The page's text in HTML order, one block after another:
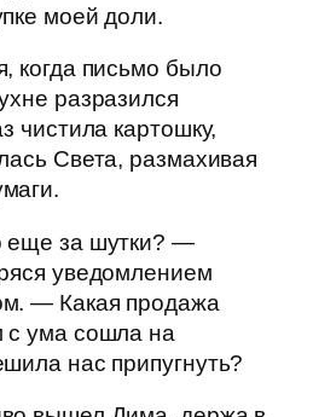
моей доли.
когда письмо было
разразился
чистила картошку,
Света, размахивая
за шутки? —
уведомлением
— Какая продажа
с ума сошла на
нас припугнуть?